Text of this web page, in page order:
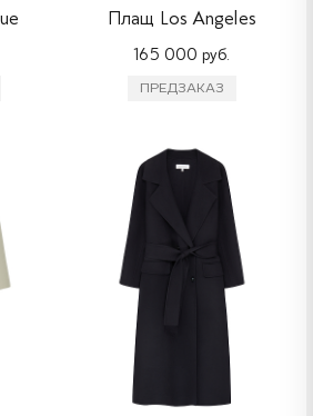
Плащ Los Angeles
165 000 руб.
ПРЕДЗАКАЗ